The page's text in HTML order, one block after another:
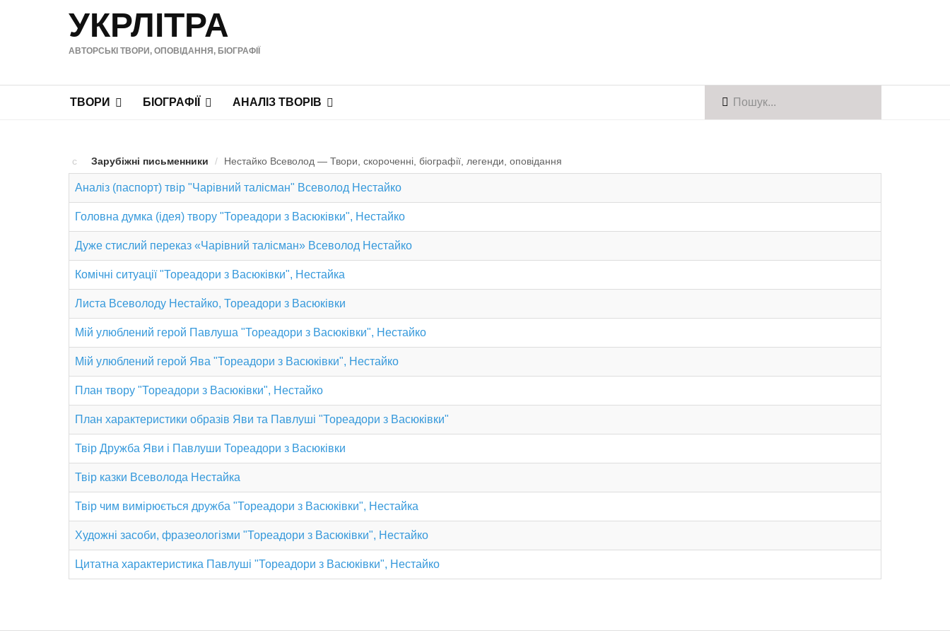
УКРЛІТРА
АВТОРСЬКІ ТВОРИ, ОПОВІДАННЯ, БІОГРАФІЇ
ТВОРИ БІОГРАФІЇ АНАЛІЗ ТВОРІВ
Зарубіжні письменники / Нестайко Всеволод — Твори, скороченні, біографії, легенди, оповiдання
Аналіз (паспорт) твір "Чарівний талісман" Всеволод Нестайко
Головна думка (ідея) твору "Тореадори з Васюківки", Нестайко
Дуже стислий переказ «Чарівний талісман» Всеволод Нестайко
Комічні ситуації "Тореадори з Васюківки", Нестайка
Листа Всеволоду Нестайко, Тореадори з Васюківки
Мій улюблений герой Павлуша "Тореадори з Васюківки", Нестайко
Мій улюблений герой Ява "Тореадори з Васюківки", Нестайко
План твору "Тореадори з Васюківки", Нестайко
План характеристики образів Яви та Павлуші "Тореадори з Васюківки"
Твір Дружба Яви і Павлуши Тореадори з Васюківки
Твір казки Всеволода Нестайка
Твір чим вимірюється дружба "Тореадори з Васюківки", Нестайка
Художні засоби, фразеологізми "Тореадори з Васюківки", Нестайко
Цитатна характеристика Павлуші "Тореадори з Васюківки", Нестайко